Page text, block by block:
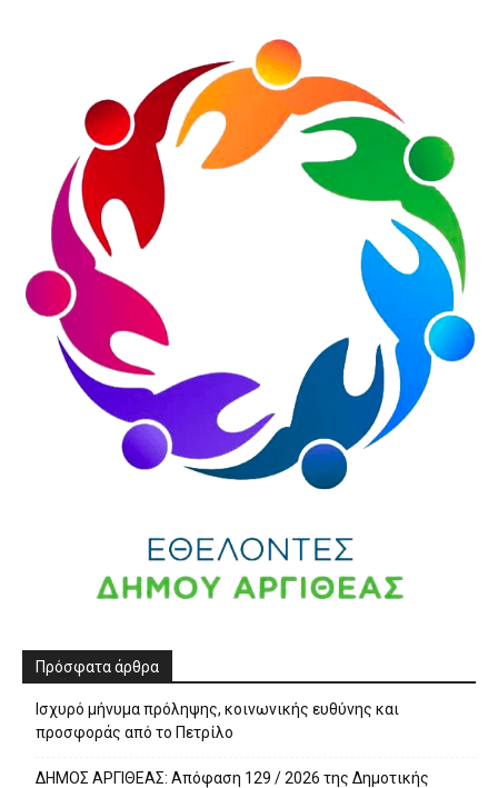
Πρόσφατα άρθρα
Ισχυρό μήνυμα πρόληψης, κοινωνικής ευθύνης και
προσφοράς από το Πετρίλο
ΔΗΜΟΣ ΑΡΓΙΘΕΑΣ: Απόφαση 129 / 2026 της Δημοτικής